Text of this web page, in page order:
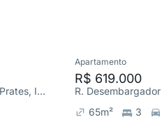
R. Desembargador Lincoln Prates, Itapoã
Apartamento
R$ 619.000
65m² 3